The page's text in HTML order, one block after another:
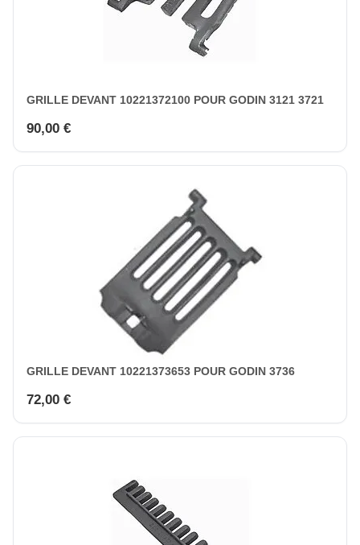
GRILLE DEVANT 10221372100 POUR GODIN 3121 3721
90,00 €
GRILLE DEVANT 10221373653 POUR GODIN 3736
72,00 €